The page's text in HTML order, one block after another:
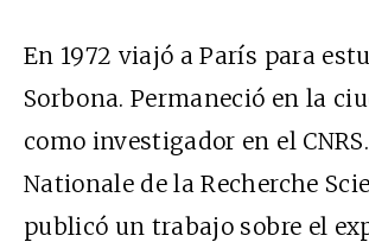
En 1972 viajó a París para
Sorbona. Permaneció en la
como investigador en el
Nationale de la Recherche
publicó un trabajo sobre el